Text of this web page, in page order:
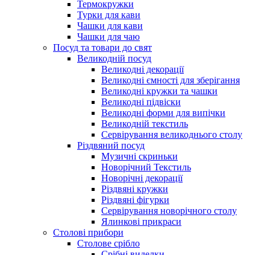
Термокружки
Турки для кави
Чашки для кави
Чашки для чаю
Посуд та товари до свят
Великодній посуд
Великодні декорації
Великодні ємності для зберігання
Великодні кружки та чашки
Великодні підвіски
Великодні форми для випічки
Великодній текстиль
Сервірування великоднього столу
Різдвяний посуд
Музичні скриньки
Новорічний Текстиль
Новорічні декорації
Різдвяні кружки
Різдвяні фігурки
Сервірування новорічного столу
Ялинкові прикраси
Столові прибори
Столове срібло